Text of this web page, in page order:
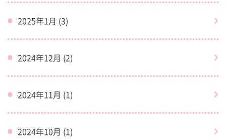
2025年1月 (3)
2024年12月 (2)
2024年11月 (1)
2024年10月 (1)